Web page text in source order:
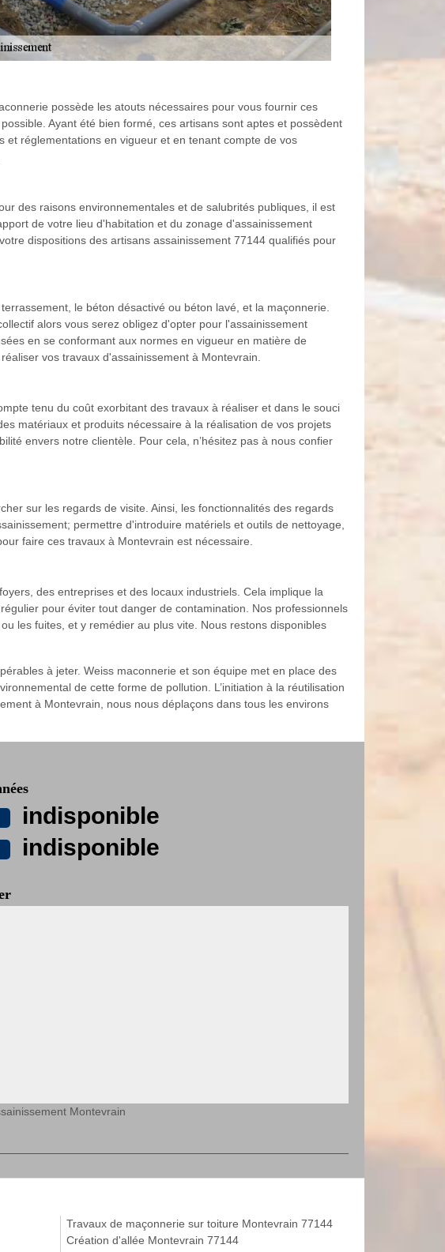
possède les atouts nécessaires pour vous fournir ces
Ayant été bien formé, ces artisans sont aptes et possèdent
réglementations en vigueur et en tenant compte de vos
des raisons environnementales et de salubrités publiques, il est
de votre lieu d'habitation et du zonage d'assainissement
dispositions des artisans assainissement 77144 qualifiés pour
le béton désactivé ou béton lavé, et la maçonnerie.
alors vous serez obligez d'opter pour l'assainissement
en se conformant aux normes en vigueur en matière de
vos travaux d'assainissement à Montevrain.
tenu du coût exorbitant des travaux à réaliser et dans le souci
matériaux et produits nécessaire à la réalisation de vos projets
envers notre clientèle. Pour cela, n’hésitez pas à nous confier
sur les regards de visite. Ainsi, les fonctionnalités des regards
permettre d'introduire matériels et outils de nettoyage,
faire ces travaux à Montevrain est nécessaire.
des entreprises et des locaux industriels. Cela implique la
pour éviter tout danger de contamination. Nos professionnels
les fuites, et y remédier au plus vite. Nous restons disponibles
à jeter. Weiss maconnerie et son équipe met en place des
de cette forme de pollution. L’initiation à la réutilisation
à Montevrain, nous nous déplaçons dans tous les environs
indisponible
indisponible
Montevrain
Travaux de maçonnerie sur toiture Montevrain 77144
Création d'allée Montevrain 77144